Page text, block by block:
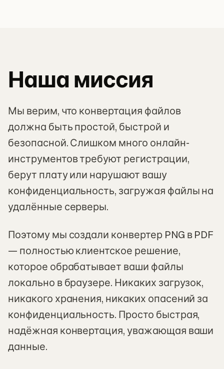
Наша миссия
Мы верим, что конвертация файлов
должна быть простой, быстрой и
безопасной. Слишком много онлайн-
инструментов требуют регистрации,
берут плату или нарушают вашу
конфиденциальность, загружая файлы на
удалённые серверы.
Поэтому мы создали конвертер PNG в PDF
— полностью клиентское решение,
которое обрабатывает ваши файлы
локально в браузере. Никаких загрузок,
никакого хранения, никаких опасений за
конфиденциальность. Просто быстрая,
надёжная конвертация, уважающая ваши
данные.